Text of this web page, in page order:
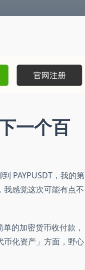
一个百
PAYPUSDT，我的第
感觉这次可能有点不
的加密货币收付款，
币化资产」方面，野心